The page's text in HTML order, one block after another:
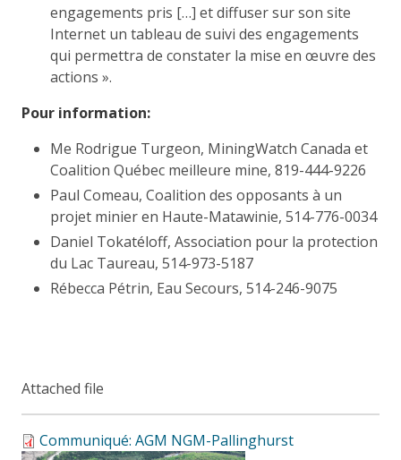
engagements pris […] et diffuser sur son site
Internet un tableau de suivi des engagements
qui permettra de constater la mise en œuvre des
actions ».
Pour information:
Me Rodrigue Turgeon, MiningWatch Canada et
Coalition Québec meilleure mine, 819-444-9226
Paul Comeau, Coalition des opposants à un
projet minier en Haute-Matawinie, 514-776-0034
Daniel Tokatéloff, Association pour la protection
du Lac Taureau, 514-973-5187
Rébecca Pétrin, Eau Secours, 514-246-9075
Attached file
Communiqué: AGM NGM-Pallinghurst